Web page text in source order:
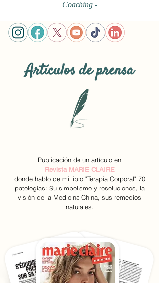
Coaching -
Artículos de prensa
Publicación de un artículo en
Revista MARIE CLAIRE
donde hablo de mi libro "Terapia Corporal" 70
patologías: Su simbolismo y resoluciones, la
visión de la Medicina China, sus remedios
naturales.